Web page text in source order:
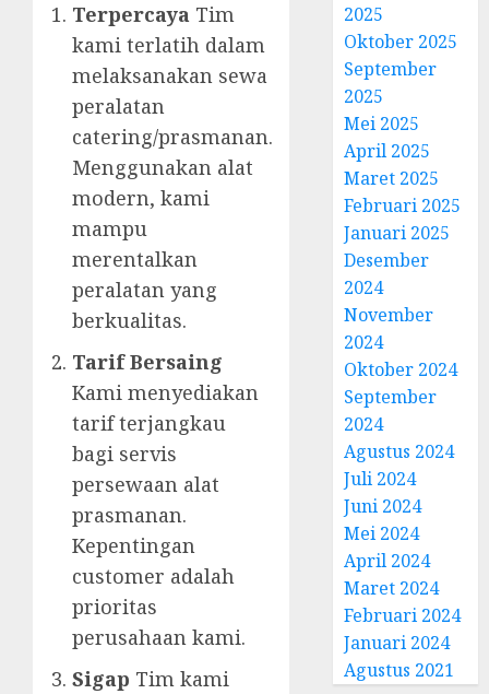
Terpercaya Tim
kami terlatih dalam
melaksanakan sewa
peralatan
catering/prasmanan.
Menggunakan alat
modern, kami
mampu
merentalkan
peralatan yang
berkualitas.
Tarif Bersaing
Kami menyediakan
tarif terjangkau
bagi servis
persewaan alat
prasmanan.
Kepentingan
customer adalah
prioritas
perusahaan kami.
Sigap Tim kami
2025
Oktober 2025
September
2025
Mei 2025
April 2025
Maret 2025
Februari 2025
Januari 2025
Desember
2024
November
2024
Oktober 2024
September
2024
Agustus 2024
Juli 2024
Juni 2024
Mei 2024
April 2024
Maret 2024
Februari 2024
Januari 2024
Agustus 2021